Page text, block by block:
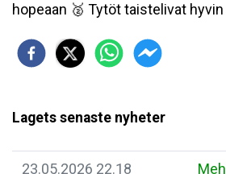
hopeaan 🥈 Tytöt taistelivat
Lagets senaste nyheter
23.05.2026 22.18